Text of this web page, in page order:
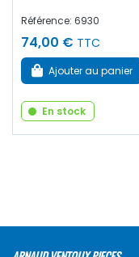
Référence: 6930
74,00 € TTC
Ajouter au panier
En stock